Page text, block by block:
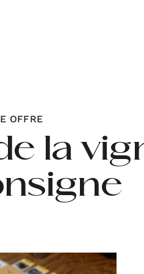
OFFRE
la